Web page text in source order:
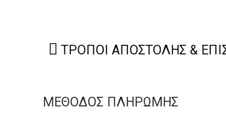
ΤΡΌΠΟΙ ΑΠΟΣΤΟΛΉΣ &
ΜΕΘΟΔΟΣ ΠΛΗΡΩΜΗΣ